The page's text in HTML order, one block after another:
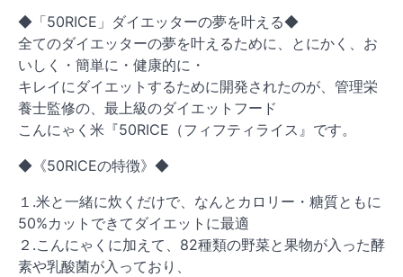
◆「50RICE」ダイエッターの夢を叶える◆
全てのダイエッターの夢を叶えるために、とにかく、お
いしく・簡単に・健康的に・
キレイにダイエットするために開発されたのが、管理栄
養士監修の、最上級のダイエットフード
こんにゃく米『50RICE（フィフティライス』です。
◆《50RICEの特徴》◆
１.米と一緒に炊くだけで、なんとカロリー・糖質ともに
50%カットできてダイエットに最適
２.こんにゃくに加えて、82種類の野菜と果物が入った酵
素や乳酸菌が入っており、